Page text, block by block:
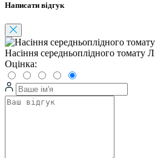
Написати відгук
Насіння середньоплідного томату
Оцінка: